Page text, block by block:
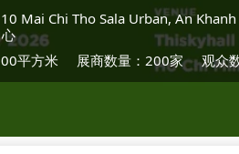
Mai Chi Tho Sala Urban, An
平方米 展商数量：200家 观众